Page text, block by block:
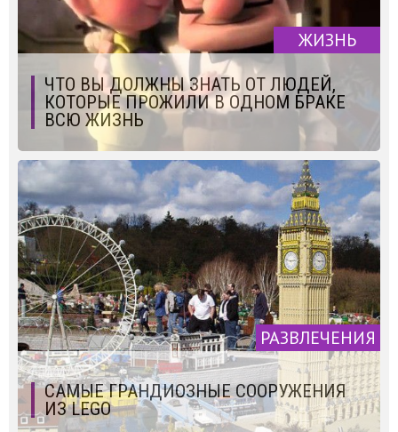
ЖИЗНЬ
ЧТО ВЫ ДОЛЖНЫ ЗНАТЬ ОТ ЛЮДЕЙ,
КОТОРЫЕ ПРОЖИЛИ В ОДНОМ БРАКЕ
ВСЮ ЖИЗНЬ
РАЗВЛЕЧЕНИЯ
САМЫЕ ГРАНДИОЗНЫЕ СООРУЖЕНИЯ
ИЗ LEGO